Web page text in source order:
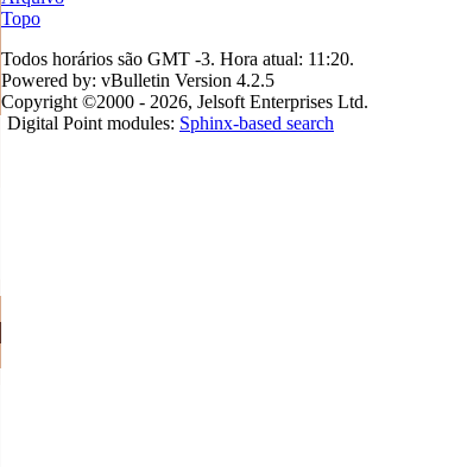
Topo
Todos horários são GMT -3. Hora atual: 11:20.
Powered by: vBulletin Version 4.2.5
Copyright ©2000 - 2026, Jelsoft Enterprises Ltd.
Digital Point modules: Sphinx-based search